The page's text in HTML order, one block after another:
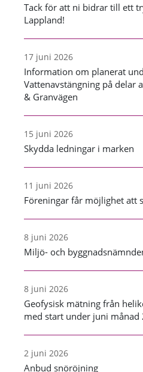
Tack för att ni bidrar till ett
Lappland!
17 juni 2026
Information om planerat
Vattenavstängning på delar
& Granvägen
15 juni 2026
Skydda ledningar i marken
11 juni 2026
Föreningar får möjlighet att
8 juni 2026
Miljö- och
8 juni 2026
Geofysisk mätning från
med start under juni månad
2 juni 2026
Anbud snöröjning